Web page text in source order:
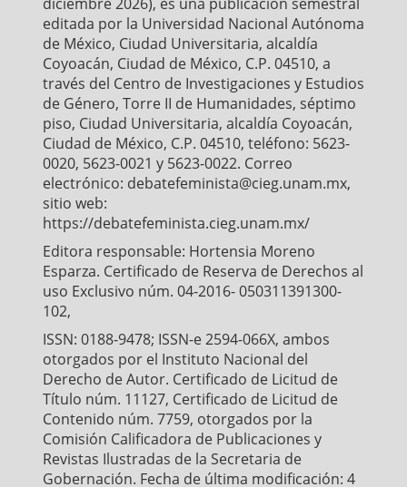
editada por la Universidad Nacional Autónoma
de México, Ciudad Universitaria, alcaldía
Coyoacán, Ciudad de México, C.P. 04510, a
través del Centro de Investigaciones y Estudios
de Género, Torre II de Humanidades, séptimo
piso, Ciudad Universitaria, alcaldía Coyoacán,
Ciudad de México, C.P. 04510, teléfono: 5623-
0020, 5623-0021 y 5623-0022. Correo
electrónico: debatefeminista@cieg.unam.mx,
sitio web:
https://debatefeminista.cieg.unam.mx/
Editora responsable: Hortensia Moreno
Esparza. Certificado de Reserva de Derechos al
uso Exclusivo núm. 04-2016- 050311391300-
102,
ISSN: 0188-9478; ISSN-e 2594-066X, ambos
otorgados por el Instituto Nacional del
Derecho de Autor. Certificado de Licitud de
Título núm. 11127, Certificado de Licitud de
Contenido núm. 7759, otorgados por la
Comisión Calificadora de Publicaciones y
Revistas Ilustradas de la Secretaria de
Gobernación. Fecha de última modificación: 4